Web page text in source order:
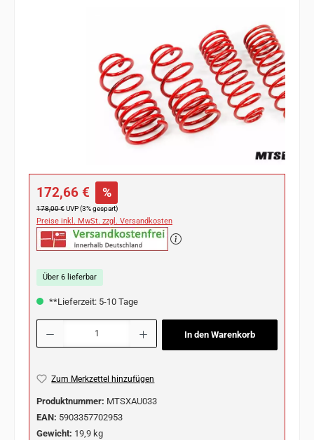
Verkaufspreis:
172,66 € %
Regulärer Preis:
178,00 €UVP (3% gespart)
Preise inkl. MwSt. zzgl. Versandkosten
Über 6 lieferbar
**Lieferzeit: 5-10 Tage
Produkt Anzahl: Gib den gewünschten Wert ein oder benutze die Schaltflächen
In den Warenkorb
Zum Merkzettel hinzufügen
Produktnummer: MTSXAU033
EAN: 5903357702953
Gewicht: 19,9 kg